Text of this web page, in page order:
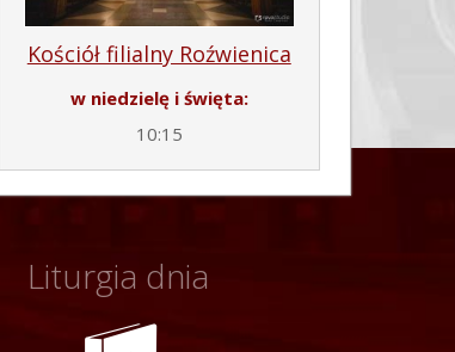
Kościół filialny Roźwienica
w niedzielę i święta:
10:15
Liturgia dnia